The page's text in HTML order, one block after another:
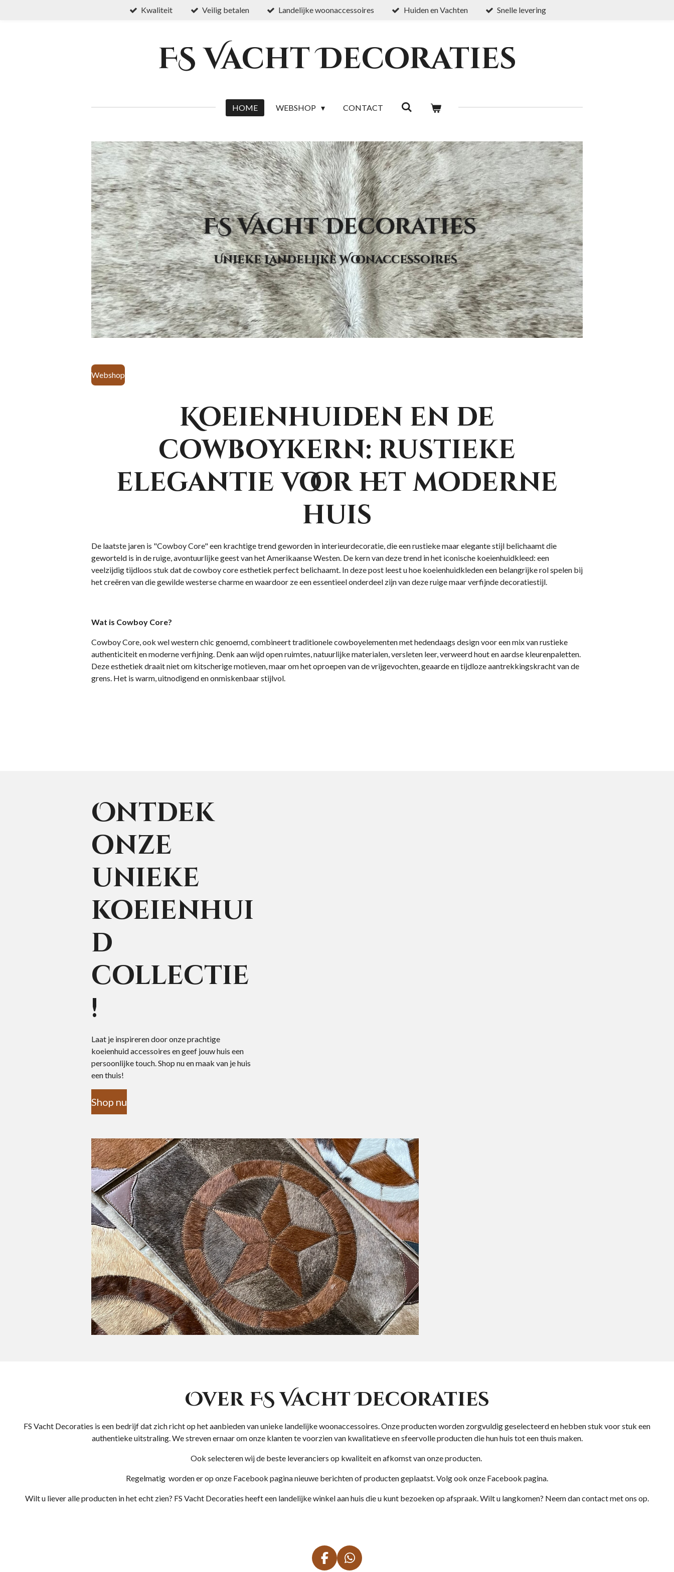
Kwaliteit Veilig betalen Landelijke woonaccessoires Huiden en Vachten Snelle levering
FS Vacht Decoraties
HOME WEBSHOP CONTACT
FS Vacht Decoraties
Unieke Landelijke Woonaccessoires
Webshop
Koeienhuiden en de
cowboykern: rustieke
elegantie voor het moderne
huis
De laatste jaren is "Cowboy Core" een krachtige trend geworden in interieurdecoratie, die een rustieke maar elegante stijl belichaamt die
geworteld is in de ruige, avontuurlijke geest van het Amerikaanse Westen. De kern van deze trend in het iconische koeienhuidkleed: een
veelzijdig tijdloos stuk dat de cowboy core esthetiek perfect belichaamt. In deze post leest u hoe koeienhuidkleden een belangrijke rol spelen bij
het creëren van die gewilde westerse charme en waardoor ze een essentieel onderdeel zijn van deze ruige maar verfijnde decoratiestijl.
Wat is Cowboy Core?
Cowboy Core, ook wel western chic genoemd, combineert traditionele cowboyelementen met hedendaags design voor een mix van rustieke
authenticiteit en moderne verfijning. Denk aan wijd open ruimtes, natuurlijke materialen, versleten leer, verweerd hout en aardse kleurenpaletten.
Deze esthetiek draait niet om kitscherige motieven, maar om het oproepen van de vrijgevochten, geaarde en tijdloze aantrekkingskracht van de
grens. Het is warm, uitnodigend en onmiskenbaar stijlvol.
Ontdek
onze
unieke
koeienhui
d
collectie
!
Laat je inspireren door onze prachtige
koeienhuid accessoires en geef jouw huis een
persoonlijke touch. Shop nu en maak van je huis
een thuis!
Shop nu
Over FS Vacht Decoraties
FS Vacht Decoraties is een bedrijf dat zich richt op het aanbieden van unieke landelijke woonaccessoires. Onze producten worden zorgvuldig geselecteerd en hebben stuk voor stuk een
authentieke uitstraling. We streven ernaar om onze klanten te voorzien van kwalitatieve en sfeervolle producten die hun huis tot een thuis maken.
Ook selecteren wij de beste leveranciers op kwaliteit en afkomst van onze producten.
Regelmatig worden er op onze Facebook pagina nieuwe berichten of producten geplaatst. Volg ook onze Facebook pagina.
Wilt u liever alle producten in het echt zien? FS Vacht Decoraties heeft een landelijke winkel aan huis die u kunt bezoeken op afspraak. Wilt u langkomen? Neem dan contact met ons op.
F
W